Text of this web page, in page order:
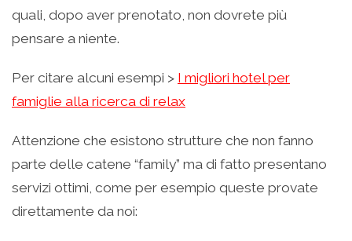
quali, dopo aver prenotato, non dovrete più
pensare a niente.
Per citare alcuni esempi > I migliori hotel per
famiglie alla ricerca di relax
Attenzione che esistono strutture che non fanno
parte delle catene “family” ma di fatto presentano
servizi ottimi, come per esempio queste provate
direttamente da noi: